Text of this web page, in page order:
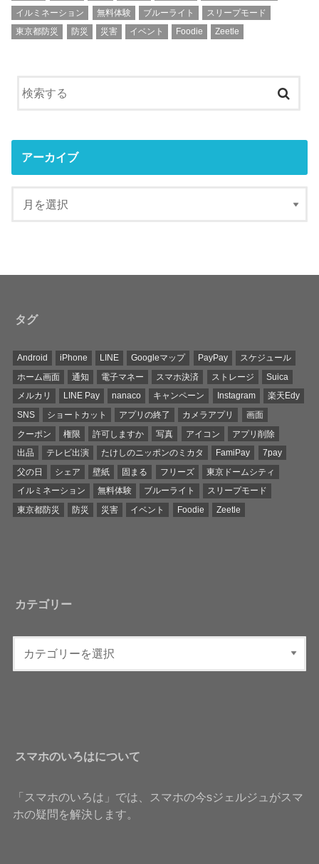
イルミネーション
無料体験 ブルーライト
スリープモード
東京都防災
防災 災害 イベント Foodie Zeetle
アーカイブ
タグ
Android iPhone LINE Googleマップ PayPay
スケジュール
ホーム画面
通知 電子マネー スマホ決済 ストレージ
Suica
メルカリ
LINE Pay nanaco キャンペーン Instagram
楽天Edy
SNS
ショートカット アプリの終了 カメラアプリ
画面
クーポン
権限 許可しますか 写真 アイコン
アプリ削除
出品
テレビ出演 たけしのニッポンのミカタ FamiPay
7pay
父の日
シェア 壁紙 固まる フリーズ
東京ドームシティ
イルミネーション
無料体験 ブルーライト
スリープモード
東京都防災
防災 災害 イベント Foodie Zeetle
カテゴリー
スマホのいろはについて
「スマホのいろは」では、スマホの今sジェルジュがスマ
ホの疑問を解決します。